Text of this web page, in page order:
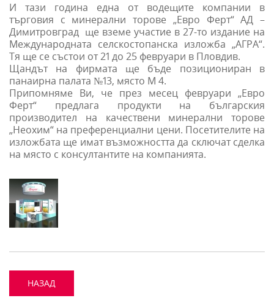
И тази година една от водещите компании в
търговия с минерални торове „Евро Ферт“ АД –
Димитровград ще вземе участие в 27-то издание на
Международната селскостопанска изложба „АГРА“.
Тя ще се състои от 21 до 25 февруари в Пловдив.
Щандът на фирмата ще бъде позициониран в
панаирна палата №13, място М 4.
Припомняме Ви, че през месец февруари „Евро
Ферт“ предлага продукти на българския
производител на качествени минерални торове
„Неохим“ на преференциални цени. Посетителите на
изложбата ще имат възможността да сключат сделка
на място с консултантите на компанията.
НАЗАД